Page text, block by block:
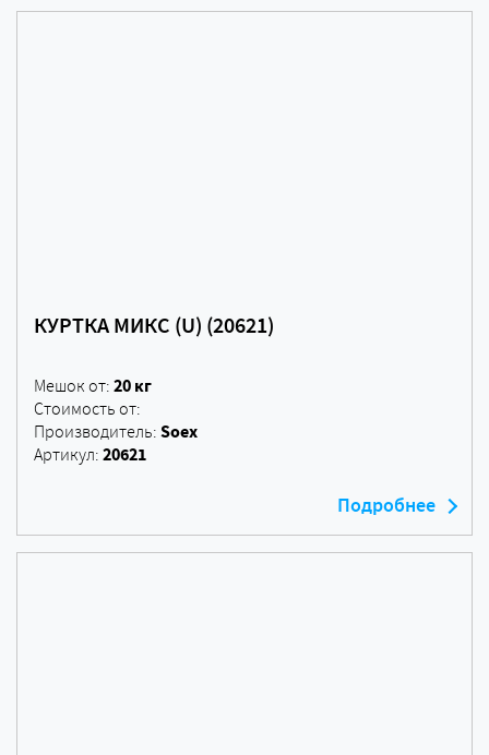
КУРТКА МИКС (U) (20621)
Мешок от: 20 кг
Стоимость от:
Производитель: Soex
Артикул: 20621
Подробнее